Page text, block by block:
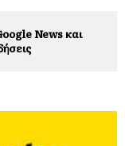
News και